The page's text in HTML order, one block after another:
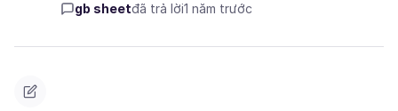
gb sheetđã trả lời1 năm trước